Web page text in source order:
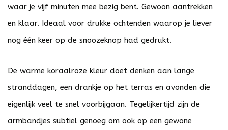
waar je vijf minuten mee bezig bent. Gewoon aantrekken
en klaar. Ideaal voor drukke ochtenden waarop je liever
nog één keer op de snoozeknop had gedrukt.
De warme koraalroze kleur doet denken aan lange
stranddagen, een drankje op het terras en avonden die
eigenlijk veel te snel voorbijgaan. Tegelijkertijd zijn de
armbandjes subtiel genoeg om ook op een gewone